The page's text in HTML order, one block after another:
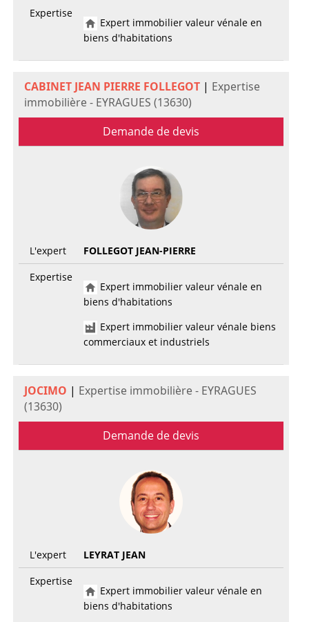
Expertise
Expert immobilier valeur vénale en
biens d'habitations
CABINET JEAN PIERRE FOLLEGOT| Expertise
immobilière - EYRAGUES (13630)
Demande de devis
L'expert
FOLLEGOT JEAN-PIERRE
Expertise
Expert immobilier valeur vénale en
biens d'habitations
Expert immobilier valeur vénale biens
commerciaux et industriels
JOCIMO | Expertise immobilière - EYRAGUES
(13630)
Demande de devis
L'expert
LEYRAT JEAN
Expertise
Expert immobilier valeur vénale en
biens d'habitations